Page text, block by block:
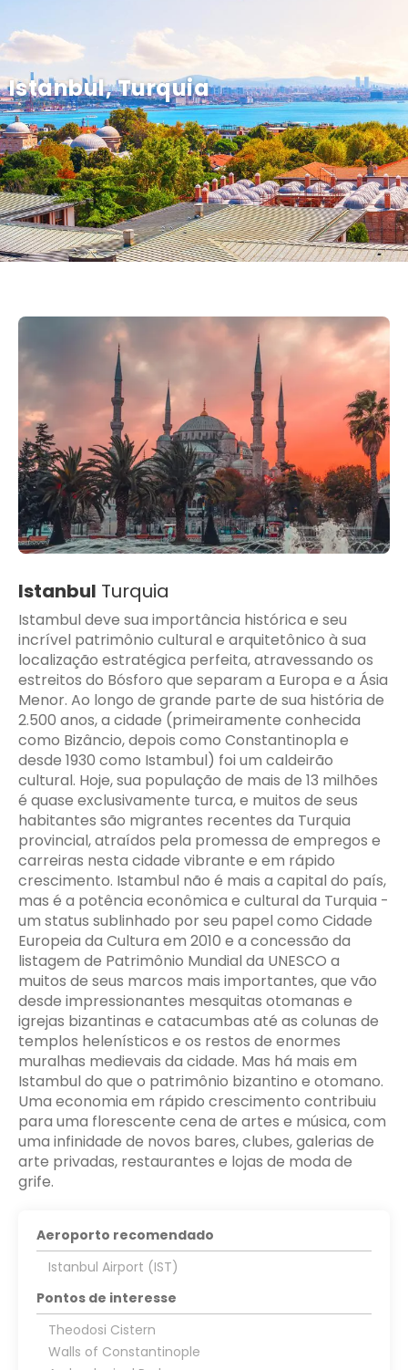
Istanbul, Turquia
Istanbul Turquia
Istambul deve sua importância histórica e seu
incrível patrimônio cultural e arquitetônico à sua
localização estratégica perfeita, atravessando os
estreitos do Bósforo que separam a Europa e a Ásia
Menor. Ao longo de grande parte de sua história de
2.500 anos, a cidade (primeiramente conhecida
como Bizâncio, depois como Constantinopla e
desde 1930 como Istambul) foi um caldeirão
cultural. Hoje, sua população de mais de 13 milhões
é quase exclusivamente turca, e muitos de seus
habitantes são migrantes recentes da Turquia
provincial, atraídos pela promessa de empregos e
carreiras nesta cidade vibrante e em rápido
crescimento. Istambul não é mais a capital do país,
mas é a potência econômica e cultural da Turquia -
um status sublinhado por seu papel como Cidade
Europeia da Cultura em 2010 e a concessão da
listagem de Patrimônio Mundial da UNESCO a
muitos de seus marcos mais importantes, que vão
desde impressionantes mesquitas otomanas e
igrejas bizantinas e catacumbas até as colunas de
templos helenísticos e os restos de enormes
muralhas medievais da cidade. Mas há mais em
Istambul do que o patrimônio bizantino e otomano.
Uma economia em rápido crescimento contribuiu
para uma florescente cena de artes e música, com
uma infinidade de novos bares, clubes, galerias de
arte privadas, restaurantes e lojas de moda de
grife.
Aeroporto recomendado
Istanbul Airport (IST)
Pontos de interesse
Theodosi Cistern
Walls of Constantinople